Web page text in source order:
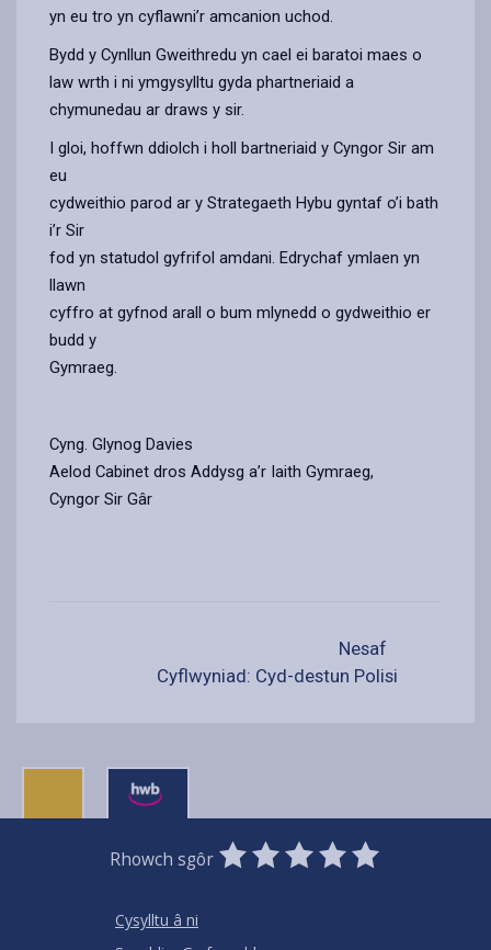
yn eu tro yn cyflawni’r amcanion uchod.
Bydd y Cynllun Gweithredu yn cael ei baratoi maes o
law wrth i ni ymgysylltu gyda phartneriaid a
chymunedau ar draws y sir.
I gloi, hoffwn ddiolch i holl bartneriaid y Cyngor Sir am
eu
cydweithio parod ar y Strategaeth Hybu gyntaf o’i bath
i’r Sir
fod yn statudol gyfrifol amdani. Edrychaf ymlaen yn
llawn
cyffro at gyfnod arall o bum mlynedd o gydweithio er
budd y
Gymraeg.
Cyng. Glynog Davies
Aelod Cabinet dros Addysg a’r Iaith Gymraeg,
Cyngor Sir Gâr
Nesaf
Cyflwyniad: Cyd-destun Polisi
Rhowch sgôr
0
Stars
1
Star
2
Stars
3
Stars
4
Stars
5
Stars
Cysylltu â ni